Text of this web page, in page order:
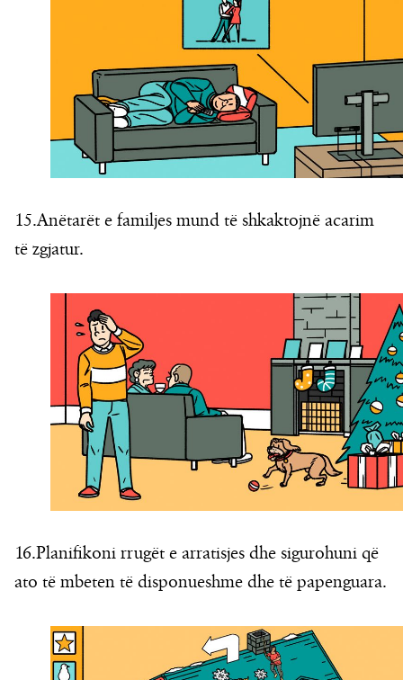
15.Anëtarët e familjes mund të shkaktojnë acarim
të zgjatur.
16.Planifikoni rrugët e arratisjes dhe sigurohuni që
ato të mbeten të disponueshme dhe të papenguara.